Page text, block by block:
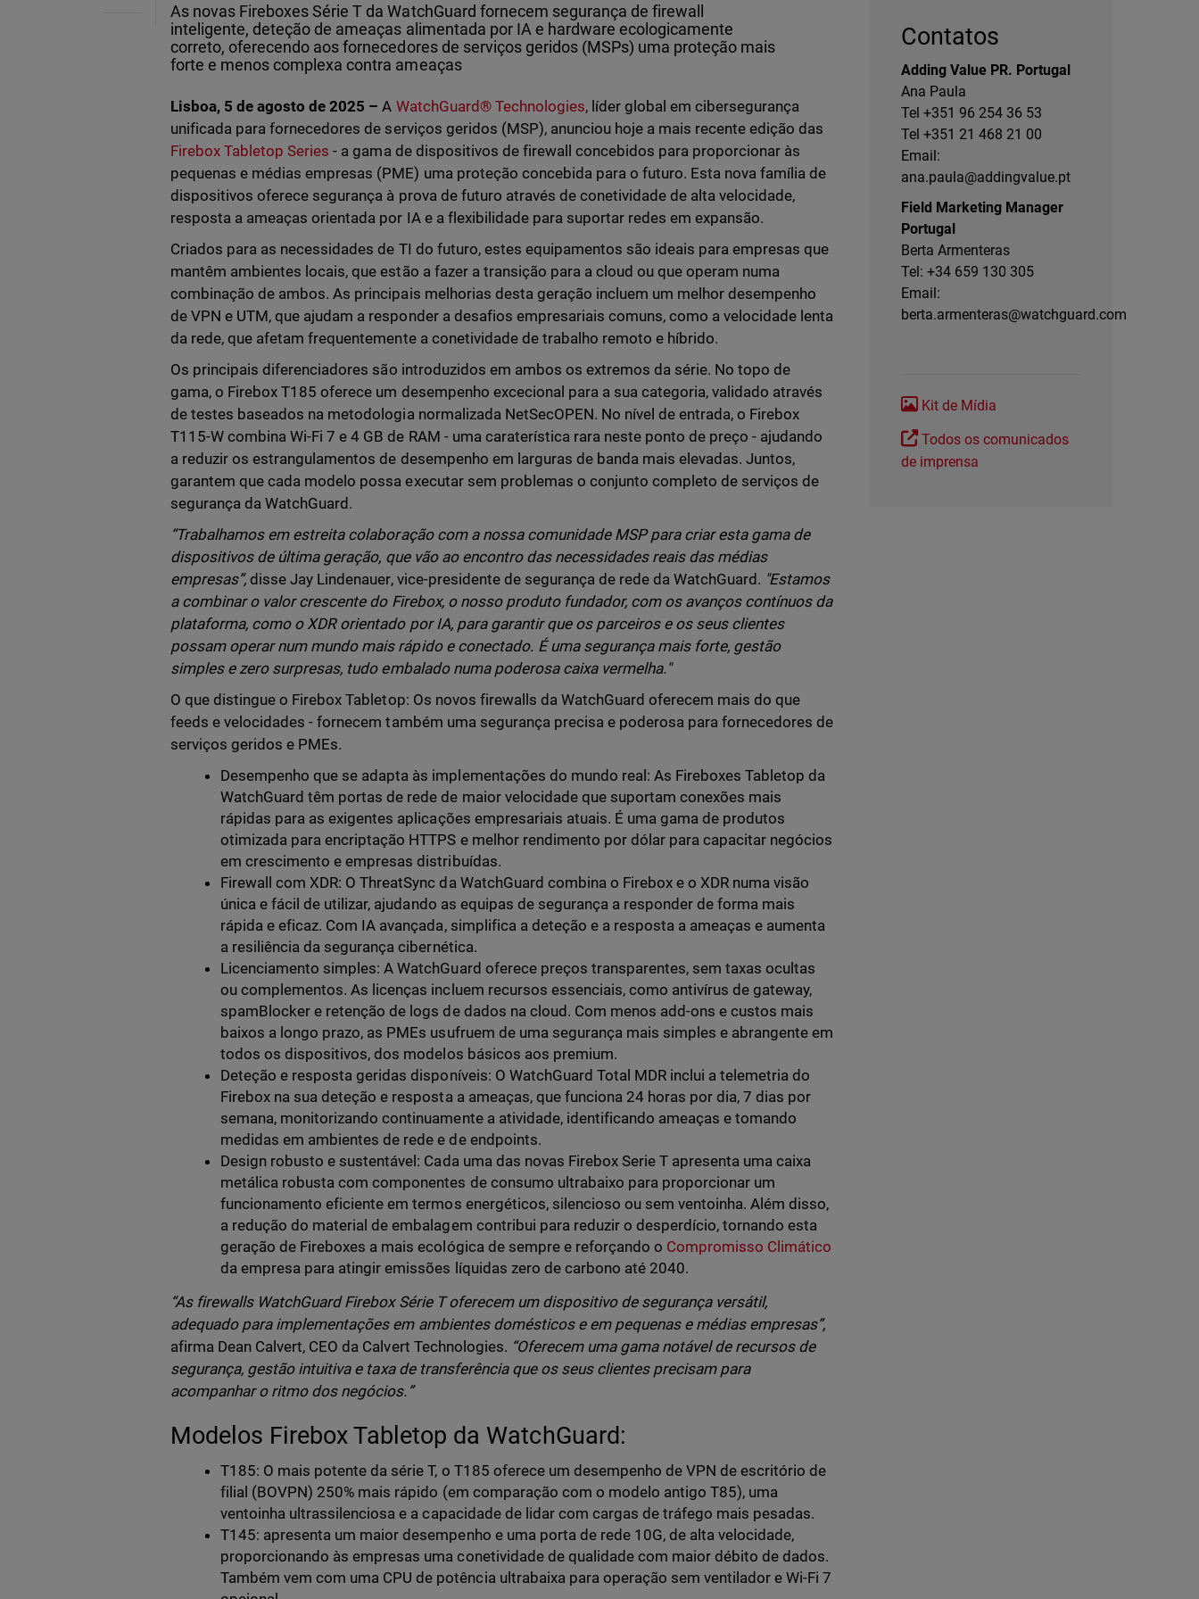
As novas Fireboxes Série T da WatchGuard fornecem segurança de firewall
inteligente, deteção de ameaças alimentada por IA e hardware ecologicamente
correto, oferecendo aos fornecedores de serviços geridos (MSPs) uma proteção mais
forte e menos complexa contra ameaças
Lisboa, 5 de agosto de 2025 –A WatchGuard® Technologies, líder global em cibersegurança
unificada para fornecedores de serviços geridos (MSP), anunciou hoje a mais recente edição das
Firebox Tabletop Series - a gama de dispositivos de firewall concebidos para proporcionar às
pequenas e médias empresas (PME) uma proteção concebida para o futuro. Esta nova família de
dispositivos oferece segurança à prova de futuro através de conetividade de alta velocidade,
resposta a ameaças orientada por IA e a flexibilidade para suportar redes em expansão.
Criados para as necessidades de TI do futuro, estes equipamentos são ideais para empresas que
mantêm ambientes locais, que estão a fazer a transição para a cloud ou que operam numa
combinação de ambos. As principais melhorias desta geração incluem um melhor desempenho
de VPN e UTM, que ajudam a responder a desafios empresariais comuns, como a velocidade lenta
da rede, que afetam frequentemente a conetividade de trabalho remoto e híbrido.
Os principais diferenciadores são introduzidos em ambos os extremos da série. No topo de
gama, o Firebox T185 oferece um desempenho excecional para a sua categoria, validado através
de testes baseados na metodologia normalizada NetSecOPEN. No nível de entrada, o Firebox
T115-W combina Wi-Fi 7 e 4 GB de RAM - uma caraterística rara neste ponto de preço - ajudando
a reduzir os estrangulamentos de desempenho em larguras de banda mais elevadas. Juntos,
garantem que cada modelo possa executar sem problemas o conjunto completo de serviços de
segurança da WatchGuard.
“Trabalhamos em estreita colaboração com a nossa comunidade MSP para criar esta gama de
dispositivos de última geração, que vão ao encontro das necessidades reais das médias
empresas”, disse Jay Lindenauer, vice-presidente de segurança de rede da WatchGuard. "Estamos
a combinar o valor crescente do Firebox, o nosso produto fundador, com os avanços contínuos da
plataforma, como o XDR orientado por IA, para garantir que os parceiros e os seus clientes
possam operar num mundo mais rápido e conectado. É uma segurança mais forte, gestão
simples e zero surpresas, tudo embalado numa poderosa caixa vermelha."
O que distingue o Firebox Tabletop: Os novos firewalls da WatchGuard oferecem mais do que
feeds e velocidades - fornecem também uma segurança precisa e poderosa para fornecedores de
serviços geridos e PMEs.
Desempenho que se adapta às implementações do mundo real: As Fireboxes Tabletop da
WatchGuard têm portas de rede de maior velocidade que suportam conexões mais
rápidas para as exigentes aplicações empresariais atuais. É uma gama de produtos
otimizada para encriptação HTTPS e melhor rendimento por dólar para capacitar negócios
em crescimento e empresas distribuídas.
Firewall com XDR: O ThreatSync da WatchGuard combina o Firebox e o XDR numa visão
única e fácil de utilizar, ajudando as equipas de segurança a responder de forma mais
rápida e eficaz. Com IA avançada, simplifica a deteção e a resposta a ameaças e aumenta
a resiliência da segurança cibernética.
Licenciamento simples: A WatchGuard oferece preços transparentes, sem taxas ocultas
ou complementos. As licenças incluem recursos essenciais, como antivírus de gateway,
spamBlocker e retenção de logs de dados na cloud. Com menos add-ons e custos mais
baixos a longo prazo, as PMEs usufruem de uma segurança mais simples e abrangente em
todos os dispositivos, dos modelos básicos aos premium.
Deteção e resposta geridas disponíveis: O WatchGuard Total MDR inclui a telemetria do
Firebox na sua deteção e resposta a ameaças, que funciona 24 horas por dia, 7 dias por
semana, monitorizando continuamente a atividade, identificando ameaças e tomando
medidas em ambientes de rede e de endpoints.
Design robusto e sustentável: Cada uma das novas Firebox Serie T apresenta uma caixa
metálica robusta com componentes de consumo ultrabaixo para proporcionar um
funcionamento eficiente em termos energéticos, silencioso ou sem ventoinha. Além disso,
a redução do material de embalagem contribui para reduzir o desperdício, tornando esta
geração de Fireboxes a mais ecológica de sempre e reforçando o Compromisso Climático
da empresa para atingir emissões líquidas zero de carbono até 2040.
“As firewalls WatchGuard Firebox Série T oferecem um dispositivo de segurança versátil,
adequado para implementações em ambientes domésticos e em pequenas e médias empresas”,
afirma Dean Calvert, CEO da Calvert Technologies. “Oferecem uma gama notável de recursos de
segurança, gestão intuitiva e taxa de transferência que os seus clientes precisam para
acompanhar o ritmo dos negócios.”
Modelos Firebox Tabletop da WatchGuard:
T185: O mais potente da série T, o T185 oferece um desempenho de VPN de escritório de
filial (BOVPN) 250% mais rápido (em comparação com o modelo antigo T85), uma
ventoinha ultrassilenciosa e a capacidade de lidar com cargas de tráfego mais pesadas.
T145: apresenta um maior desempenho e uma porta de rede 10G, de alta velocidade,
proporcionando às empresas uma conetividade de qualidade com maior débito de dados.
Também vem com uma CPU de potência ultrabaixa para operação sem ventilador e Wi-Fi 7
Contatos
Adding Value PR. Portugal
Ana Paula
Tel +351 96 254 36 53
Tel +351 21 468 21 00
Email:
ana.paula@addingvalue.pt
Field Marketing Manager
Portugal
Berta Armenteras
Tel: +34 659 130 305
Email:
berta.armenteras@watchguard.com
Kit de Mídia
Todos os comunicados
de imprensa